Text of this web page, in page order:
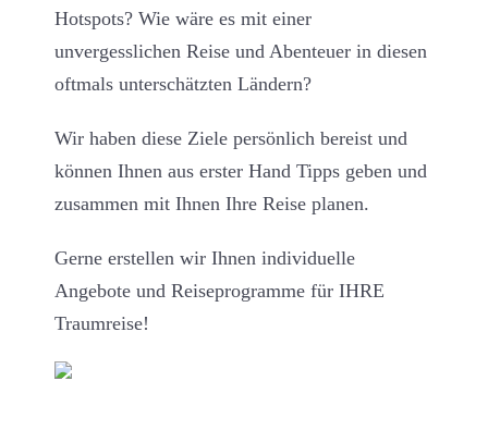
Hotspots? Wie wäre es mit einer
unvergesslichen Reise und Abenteuer in diesen
oftmals unterschätzten Ländern?
Wir haben diese Ziele persönlich bereist und
können Ihnen aus erster Hand Tipps geben und
zusammen mit Ihnen Ihre Reise planen.
Gerne erstellen wir Ihnen individuelle
Angebote und Reiseprogramme für IHRE
Traumreise!